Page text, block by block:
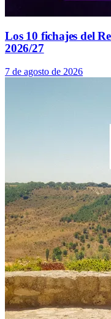
Los 10 fichajes del
2026/27
7 de agosto de 2026